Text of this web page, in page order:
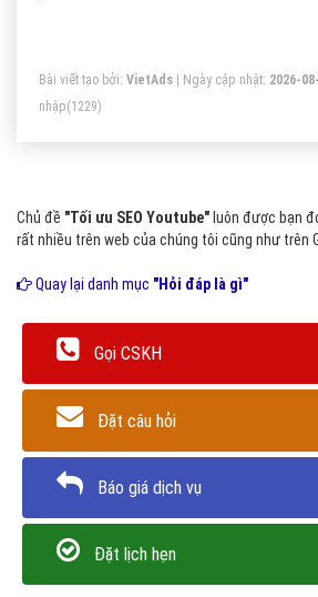
Bài viết tạo bởi: VietAds | Ngày cập nhật: 2026-
nhập(1229)
Chủ đề "Tối ưu SEO Youtube" luôn được bạn
rất nhiều trên web của chúng tôi cũng như trên
Quay lại danh mục "Hỏi đáp là gì"
Gọi CSKH
Đặt câu hỏi
Báo giá dịch vụ
Đặt lịch hẹn